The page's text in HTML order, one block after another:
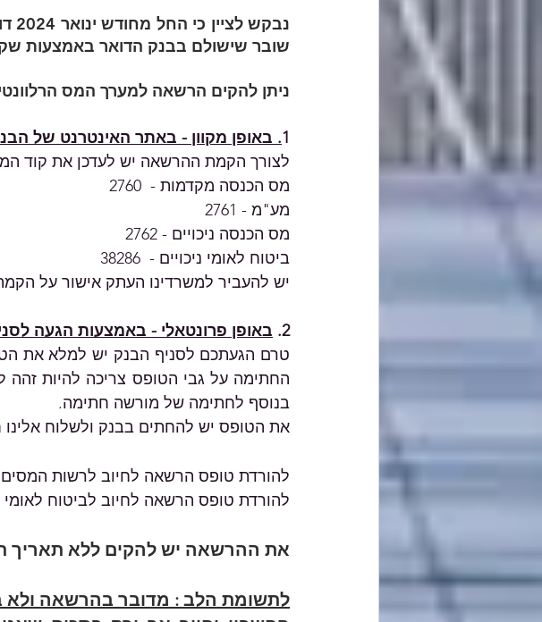
שובר שישולם בבנק הדואר באמצעות
ניתן להקים הרשאה למערך המס
1. באופן מקוון - באתר האינטרנט של
לצורך הקמת ההרשאה יש לעדכן את קוד
מס הכנסה מקדמות -  2760
מע"מ - 2761
מס הכנסה ניכויים - 2762
ביטוח לאומי ניכויים -  38286
יש להעביר למשרדינו העתק אישור על
2. באופן פרונטאלי - באמצעות הגעה
בנוסף לחתימה של מורשה חתימה.
את הטופס יש להחתים בבנק ולשלוח
להורדת טופס הרשאה לחיוב לרשות
להורדת טופס הרשאה לחיוב לביטוח לאומי
את ההרשאה יש להקים ללא תאריך
לתשומת הלב : מדובר בהרשאה ולא